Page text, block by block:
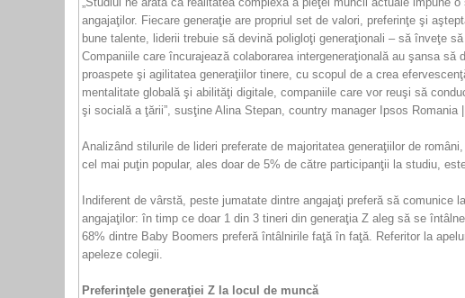
angajaţilor. Fiecare generaţie are propriul set de valori, preferinţe şi
bune talente, liderii trebuie să devină poligloţi generaţionali – să înveţe
Companiile care încurajează colaborarea intergeneraţională au şansa
proaspete şi agilitatea generaţiilor tinere, cu scopul de a crea
mentalitate globală şi abilităţi digitale, companiile care vor reuşi să
şi socială a ţării”, susţine Alina Stepan, country manager Ipsos Romania
Analizând stilurile de lideri preferate de majoritatea generaţiilor de
cel mai puţin popular, ales doar de 5% de către participanţii la studiu,
Indiferent de vârstă, peste jumatate dintre angajaţi preferă să
angajaţilor: în timp ce doar 1 din 3 tineri din generaţia Z aleg să se
68% dintre Baby Boomers preferă întâlnirile faţă în faţă. Referitor la
apeleze colegii.
Preferinţele generaţiei Z la locul de muncă